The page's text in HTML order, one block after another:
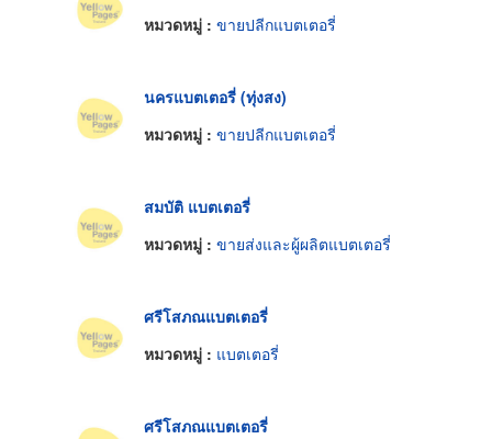
หมวดหมู่ : ขายปลีกแบตเตอรี่
นครแบตเตอรี่ (ทุ่งสง)
หมวดหมู่ : ขายปลีกแบตเตอรี่
สมบัติ แบตเตอรี่
หมวดหมู่ : ขายส่งและผู้ผลิตแบตเตอรี่
ศรีโสภณแบตเตอรี่
หมวดหมู่ : แบตเตอรี่
ศรีโสภณแบตเตอรี่